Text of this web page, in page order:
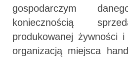
gospodarczym
koniecznością
produkowanej żywności
organizacją miejsca